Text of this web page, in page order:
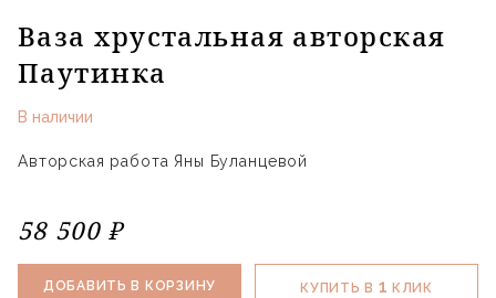
Ваза хрустальная авторская
Паутинка
В наличии
Авторская работа Яны Буланцевой
58 500 ₽
ДОБАВИТЬ В КОРЗИНУ КУПИТЬ В 1 КЛИК